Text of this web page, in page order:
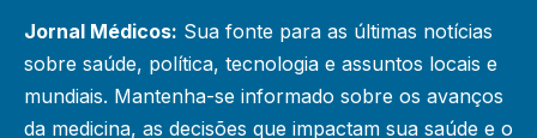
Jornal Médicos: Sua fonte para as últimas notícias
sobre saúde, política, tecnologia e assuntos locais e
mundiais. Mantenha-se informado sobre os avanços
da medicina, as decisões que impactam sua saúde e o